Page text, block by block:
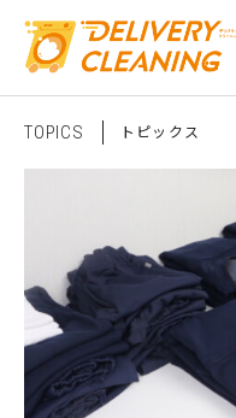
TOPICS ト ピッ ク ス